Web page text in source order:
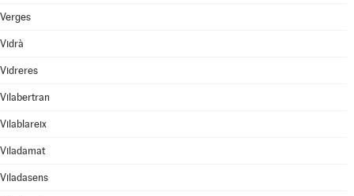
Verges
Vidrà
Vidreres
Vilabertran
Vilablareix
Viladamat
Viladasens